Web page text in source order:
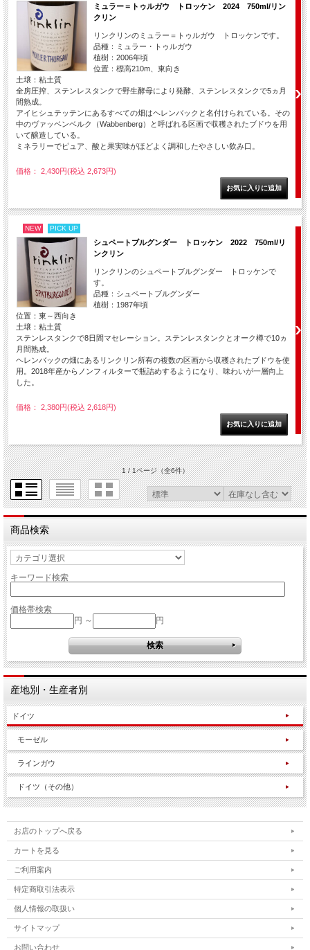
ミュラー＝トゥルガウ トロッケン 2024 750ml/リン
クリン
リンクリンのミュラー＝トゥルガウ トロッケンです。
品種：ミュラー・トゥルガウ
植樹：2006年頃
位置：標高210m、東向き
土壌：粘土質
全房圧搾、ステンレスタンクで野生酵母により発酵、ステンレスタンクで5ヵ月
間熟成。
アイヒシュテッテンにあるすべての畑はヘレンバックと名付けられている。その
中のヴァッベンベルク（Wabbenberg）と呼ばれる区画で収穫されたブドウを用
いて醸造している。
ミネラリーでピュア、酸と果実味がほどよく調和したやさしい飲み口。
価格： 2,430円(税込 2,673円)
NEW PICK UP
シュペートブルグンダー トロッケン 2022 750ml/リ
ンクリン
リンクリンのシュペートブルグンダー トロッケンで
す。
品種：シュペートブルグンダー
植樹：1987年頃
位置：東～西向き
土壌：粘土質
ステンレスタンクで8日間マセレーション。ステンレスタンクとオーク樽で10ヵ
月間熟成。
ヘレンバックの畑にあるリンクリン所有の複数の区画から収穫されたブドウを使
用。2018年産からノンフィルターで瓶詰めするようになり、味わいが一層向上
した。
価格： 2,380円(税込 2,618円)
1 / 1ページ（全6件）
商品検索
キーワード検索
価格帯検索
円 ～
円
産地別・生産者別
ドイツ
モーゼル
ラインガウ
ドイツ（その他）
お店のトップへ戻る
カートを見る
ご利用案内
特定商取引法表示
個人情報の取扱い
サイトマップ
お問い合わせ